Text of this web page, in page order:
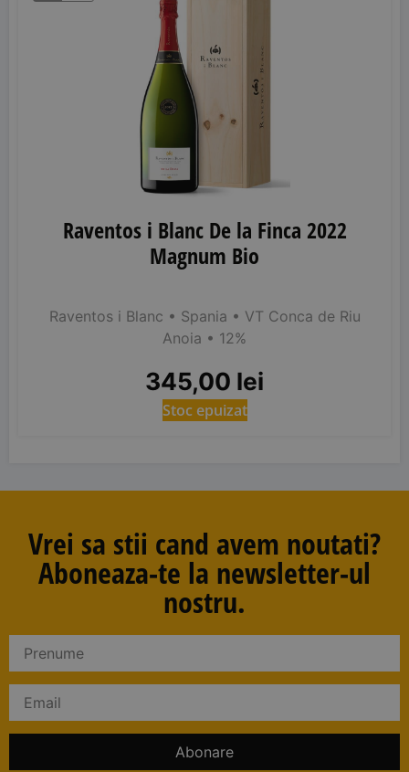
Raventos i Blanc De la Finca 2022
Magnum Bio
Raventos i Blanc • Spania • VT Conca de Riu
Anoia • 12%
345,00 lei
Stoc epuizat
Vrei sa stii cand avem noutati?
Aboneaza-te la newsletter-ul
nostru.